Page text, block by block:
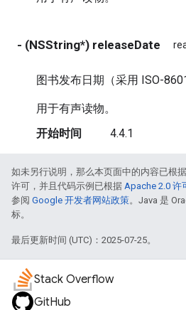
- (NSString*) releaseDate
图书发布日期（采用 ISO-
用于有声读物。
开始时间
4.4.1
如未另行说明，那么本页面中的内容已根据
许可，并且代码示例已根据 Apache 2.0 许
参阅 Google 开发者网站政策。Java 是
标。
最后更新时间 (UTC)：2025-07-25。
Stack Overflow
GitHub